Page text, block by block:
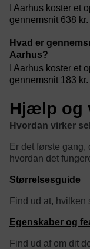
I Aarhus koster et
gennemsnit 638 kr.
Hvad er
Aarhus?
I Aarhus koster et
gennemsnit 183 kr.
Hjælp og
Hvordan virker
Er det første
hvordan det
Størrelsesguide
Find ud at, hvilken
Egenskaber og
Find ud af om dit